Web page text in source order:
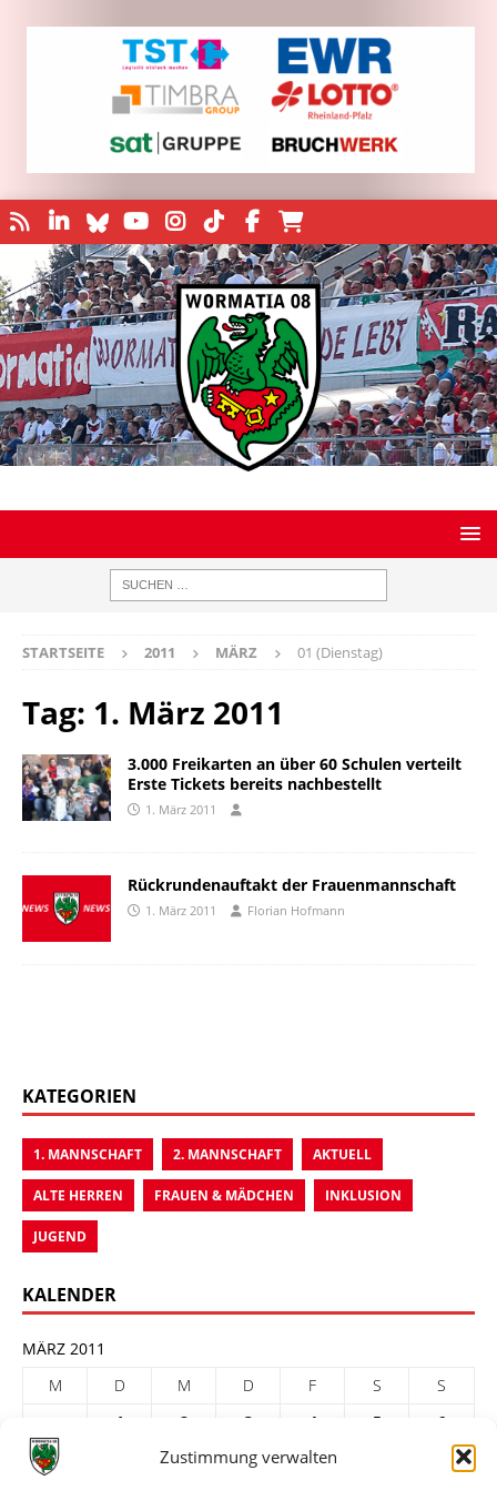
Zustimmung verwalten
STARTSEITE 2011 MÄRZ 01 (Dienstag)
Tag: 1. März 2011
3.000 Freikarten an über 60 Schulen verteilt 
Erste Tickets bereits nachbestellt
1. März 2011
Rückrundenauftakt der Frauenmannschaft
1. März 2011 Florian Hofmann
KATEGORIEN
1. MANNSCHAFT 2. MANNSCHAFT AKTUELL
ALTE HERREN FRAUEN & MÄDCHEN INKLUSION
JUGEND
KALENDER
MÄRZ 2011
M
D M D F S
S
1
2 3 4 5
6
7
9 10 11